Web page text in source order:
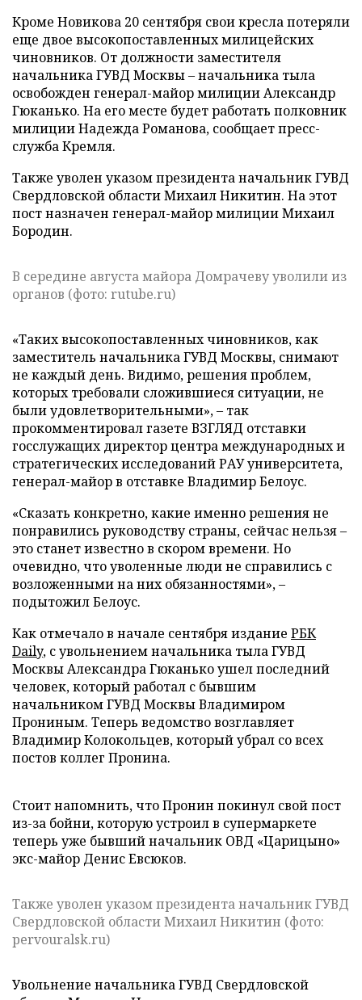
Кроме Новикова 20 сентября свои кресла потеряли
еще двое высокопоставленных милицейских
чиновников. От должности заместителя
начальника ГУВД Москвы – начальника тыла
освобожден генерал-майор милиции Александр
Гюканько. На его месте будет работать полковник
милиции Надежда Романова, сообщает пресс-
служба Кремля.
Также уволен указом президента начальник ГУВД
Свердловской области Михаил Никитин. На этот
пост назначен генерал-майор милиции Михаил
Бородин.
В середине августа майора Домрачеву уволили из
органов (фото: rutube.ru)
«Таких высокопоставленных чиновников, как
заместитель начальника ГУВД Москвы, снимают
не каждый день. Видимо, решения проблем,
которых требовали сложившиеся ситуации, не
были удовлетворительными», – так
прокомментировал газете ВЗГЛЯД отставки
госслужащих директор центра международных и
стратегических исследований РАУ университета,
генерал-майор в отставке Владимир Белоус.
«Сказать конкретно, какие именно решения не
понравились руководству страны, сейчас нельзя –
это станет известно в скором времени. Но
очевидно, что уволенные люди не справились с
возложенными на них обязанностями», –
подытожил Белоус.
Как отмечало в начале сентября издание РБК
Daily, с увольнением начальника тыла ГУВД
Москвы Александра Гюканько ушел последний
человек, который работал с бывшим
начальником ГУВД Москвы Владимиром
Прониным. Теперь ведомство возглавляет
Владимир Колокольцев, который убрал со всех
постов коллег Пронина.
Стоит напомнить, что Пронин покинул свой пост
из-за бойни, которую устроил в супермаркете
теперь уже бывший начальник ОВД «Царицыно»
экс-майор Денис Евсюков.
Также уволен указом президента начальник ГУВД
Свердловской области Михаил Никитин (фото:
pervouralsk.ru)
Увольнение начальника ГУВД Свердловской